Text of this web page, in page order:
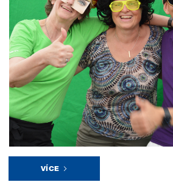
VÍCE